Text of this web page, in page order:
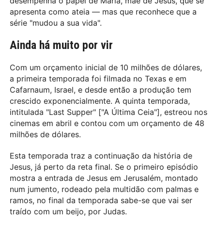
apresenta como ateia — mas que reconhece que a
série "mudou a sua vida".
Ainda há muito por vir
Com um orçamento inicial de 10 milhões de dólares,
a primeira temporada foi filmada no Texas e em
Cafarnaum, Israel, e desde então a produção tem
crescido exponencialmente. A quinta temporada,
intitulada "Last Supper" ["A Última Ceia"], estreou nos
cinemas em abril e contou com um orçamento de 48
milhões de dólares.
Esta temporada traz a continuação da história de
Jesus, já perto da reta final. Se o primeiro episódio
mostra a entrada de Jesus em Jerusalém, montado
num jumento, rodeado pela multidão com palmas e
ramos, no final da temporada sabe-se que vai ser
traído com um beijo, por Judas.